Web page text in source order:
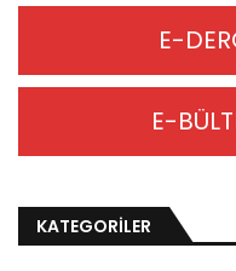
E-
E-
KATEGORİLER